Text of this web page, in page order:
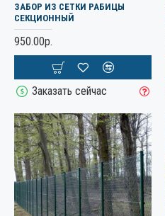
ЗАБОР ИЗ СЕТКИ РАБИЦЫ
СЕКЦИОННЫЙ
950.00р.
Заказать сейчас